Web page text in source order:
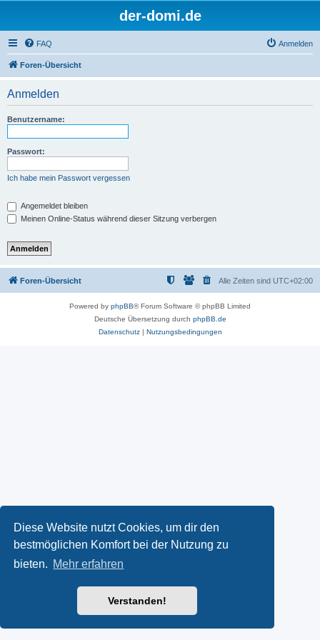
Diese Website nutzt Cookies, um dir den
bestmöglichen Komfort bei der Nutzung zu
bieten. Mehr erfahren
Verstanden!
der-domi.de
FAQ Anmelden
Foren-Übersicht
Anmelden
Benutzername:
Passwort:
Ich habe mein Passwort vergessen
Angemeldet bleiben
Meinen Online-Status während dieser Sitzung verbergen
Foren-Übersicht Alle Zeiten sind UTC+02:00
Powered by phpBB® Forum Software © phpBB Limited
Deutsche Übersetzung durch phpBB.de
Datenschutz| Nutzungsbedingungen